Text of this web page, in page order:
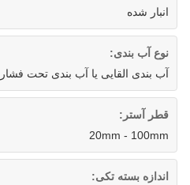
انبار شده
نوع آب بندی:
آب بندی القایی یا آب بندی تحت فشار
قطر آستر:
20mm - 100mm
اندازه بسته تکی: